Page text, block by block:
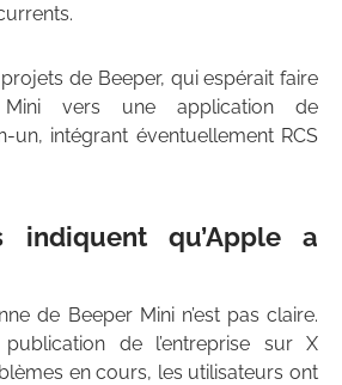
de Beeper, qui espérait faire
vers une application de
un, intégrant éventuellement RCS
indiquent qu’Apple a
de Beeper Mini n’est pas claire.
de l’entreprise sur X
en cours, les utilisateurs ont